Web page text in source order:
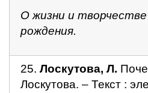
О жизни и
рождения.
25. Лоскутова, Л.
Лоскутова. – Текст :